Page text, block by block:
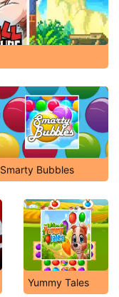
Smarty Bubbles
Yummy Tales